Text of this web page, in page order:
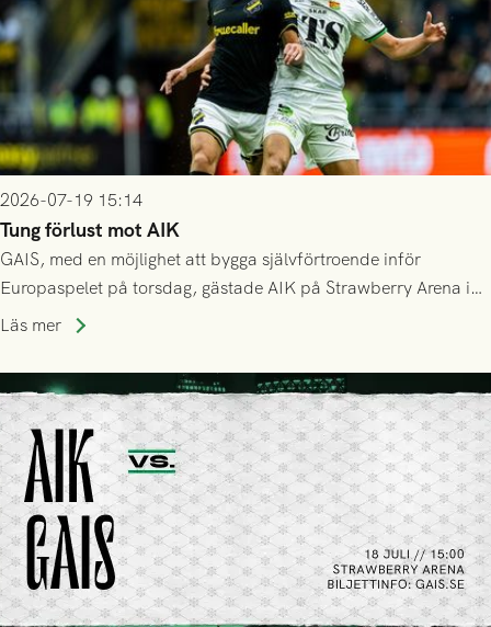
2026-07-19 15:14
Tung förlust mot AIK
GAIS, med en möjlighet att bygga självförtroende inför
Europaspelet på torsdag, gästade AIK på Strawberry Arena i
Stockholm . Men trots konstant hotande i första halvlek av
lyckades få in 2-0.
Läs mer